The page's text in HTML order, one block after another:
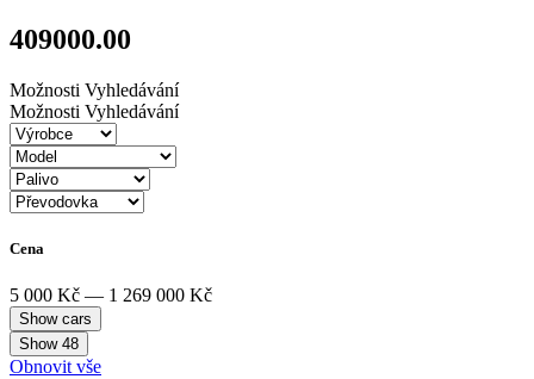
409000.00
Možnosti Vyhledávání
Možnosti Vyhledávání
Cena
5 000 Kč — 1 269 000 Kč
Show 48
Obnovit vše